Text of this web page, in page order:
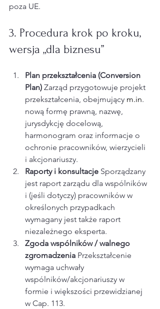
poza UE.
3. Procedura krok po kroku,
wersja „dla biznesu”
Plan przekształcenia (Conversion
Plan) Zarząd przygotowuje projekt
przekształcenia, obejmujący m.in.
nową formę prawną, nazwę,
jurysdykcję docelową,
harmonogram oraz informacje o
ochronie pracowników, wierzycieli
i akcjonariuszy.​
Raporty i konsultacje Sporządzany
jest raport zarządu dla wspólników
i (jeśli dotyczy) pracowników w
określonych przypadkach
wymagany jest także raport
niezależnego eksperta.​
Zgoda wspólników / walnego
zgromadzenia Przekształcenie
wymaga uchwały
wspólników/akcjonariuszy w
formie i większości przewidzianej
w Cap. 113.​